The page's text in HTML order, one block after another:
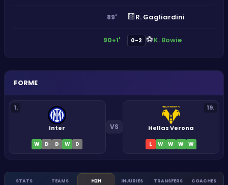
89' 🟨R. Gagliardini
90+1' 0-2 ⚽K. Bowie
FORME
1.
Inter
W D D W D
VS
19.
Hellas Verona
L W W W W
STATS TEAMS H2H INJURIES TRANSFERS COACHES